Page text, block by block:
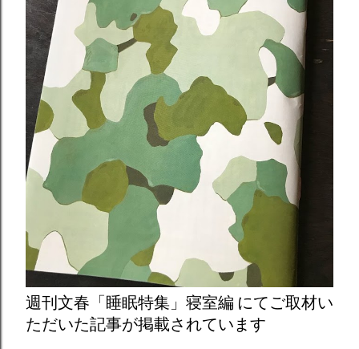
週刊文春「睡眠特集」寝室編 にてご取材い
ただいた記事が掲載されています